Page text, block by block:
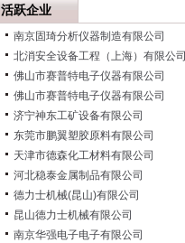
活跃企业
南京固琦分析仪器制造有限公司
北消安全设备工程（上海）有限公司
佛山市赛普特电子仪器有限公司
佛山市赛普特电子仪器有限公司
济宁神东工矿设备有限公司
东莞市鹏翼塑胶原料有限公司
天津市德森化工材料有限公司
河北稳泰金属制品有限公司
德力士机械(昆山)有限公司
昆山德力士机械有限公司
南京华强电子电子有限公司